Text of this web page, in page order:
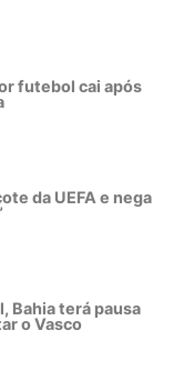
futebol cai após
da UEFA e nega
Bahia terá pausa
o Vasco